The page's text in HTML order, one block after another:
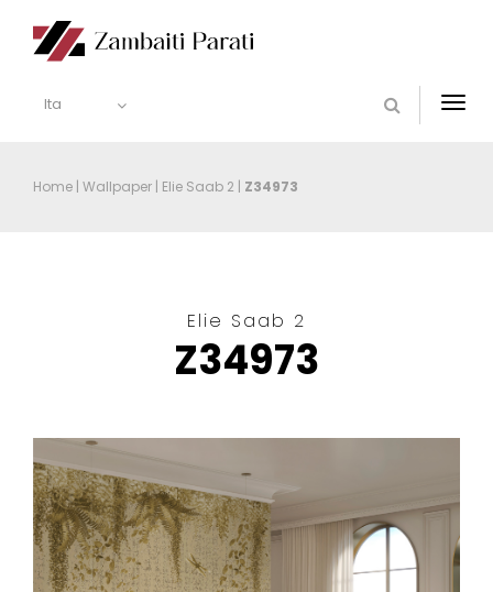
Ita
Home | Wallpaper | Elie Saab 2 | Z34973
Elie Saab 2
Z34973